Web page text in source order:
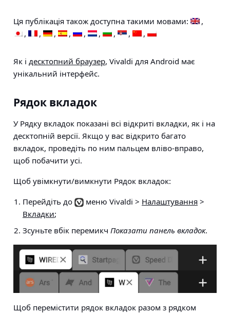
Ця публікація також доступна такими мовами:
Як і десктопний браузер, Vivaldi для Android має
унікальний інтерфейс.
Рядок вкладок
У Рядку вкладок показані всі відкриті вкладки, як і на
десктопній версії. Якщо у вас відкрито багато
вкладок, проведіть по ним пальцем вліво-вправо,
щоб побачити усі.
Щоб увімкнути/вимкнути Рядок вкладок:
Перейдіть до
меню Vivaldi > Налаштування >
Вкладки;
Зсуньте вбік перемикч Показати панель вкладок.
Щоб перемістити рядок вкладок разом з рядком